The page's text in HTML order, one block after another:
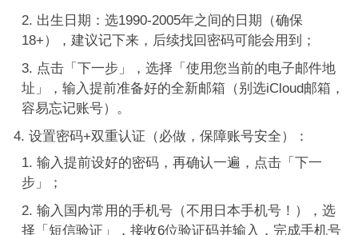
出生日期：选1990-2005年之间的日期（确保
18+），建议记下来，后续找回密码可能会用到；
点击「下一步」，选择「使用您当前的电子邮件地
址」，输入提前准备好的全新邮箱（别选iCloud邮箱，
容易忘记账号）。
设置密码+双重认证（必做，保障账号安全）：
输入提前设好的密码，再确认一遍，点击「下一
步」；
输入国内常用的手机号（不用日本手机号！），选
择「短信验证」，接收6位验证码并输入，完成手机号